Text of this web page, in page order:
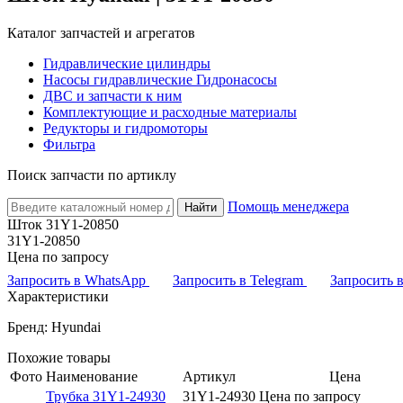
Каталог запчастей и агрегатов
Гидравлические цилиндры
Насосы гидравлические Гидронасосы
ДВС и запчасти к ним
Комплектующие и расходные материалы
Редукторы и гидромоторы
Фильтра
Поиск запчасти по артиклу
Найти
Помощь менеджера
Шток 31Y1-20850
31Y1-20850
Цена по запросу
Запросить в WhatsApp
Запросить в Telegram
Запросить
Характеристики
Бренд: Hyundai
Похожие товары
Фото Наименование Артикул
Цена
Трубка 31Y1-24930
31Y1-24930 Цена по запросу